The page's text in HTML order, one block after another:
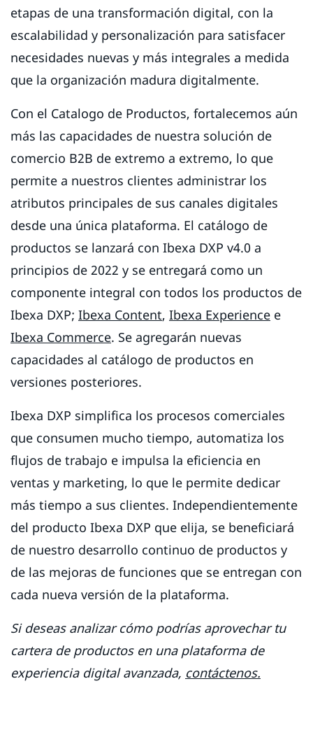
etapas de una transformación digital, con la
escalabilidad y personalización para satisfacer
necesidades nuevas y más integrales a medida
que la organización madura digitalmente.
Con el Catalogo de Productos, fortalecemos aún
más las capacidades de nuestra solución de
comercio B2B de extremo a extremo, lo que
permite a nuestros clientes administrar los
atributos principales de sus canales digitales
desde una única plataforma. El catálogo de
productos se lanzará con Ibexa DXP v4.0 a
principios de 2022 y se entregará como un
componente integral con todos los productos de
Ibexa DXP; Ibexa Content, Ibexa Experience e
Ibexa Commerce. Se agregarán nuevas
capacidades al catálogo de productos en
versiones posteriores.
Ibexa DXP simplifica los procesos comerciales
que consumen mucho tiempo, automatiza los
flujos de trabajo e impulsa la eficiencia en
ventas y marketing, lo que le permite dedicar
más tiempo a sus clientes. Independientemente
del producto Ibexa DXP que elija, se beneficiará
de nuestro desarrollo continuo de productos y
de las mejoras de funciones que se entregan con
cada nueva versión de la plataforma.
Si deseas analizar cómo podrías aprovechar tu
cartera de productos en una plataforma de
experiencia digital avanzada, contáctenos.